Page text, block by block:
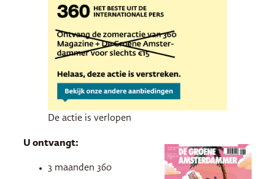
De actie is verlopen
U ontvangt:
3 maanden 360